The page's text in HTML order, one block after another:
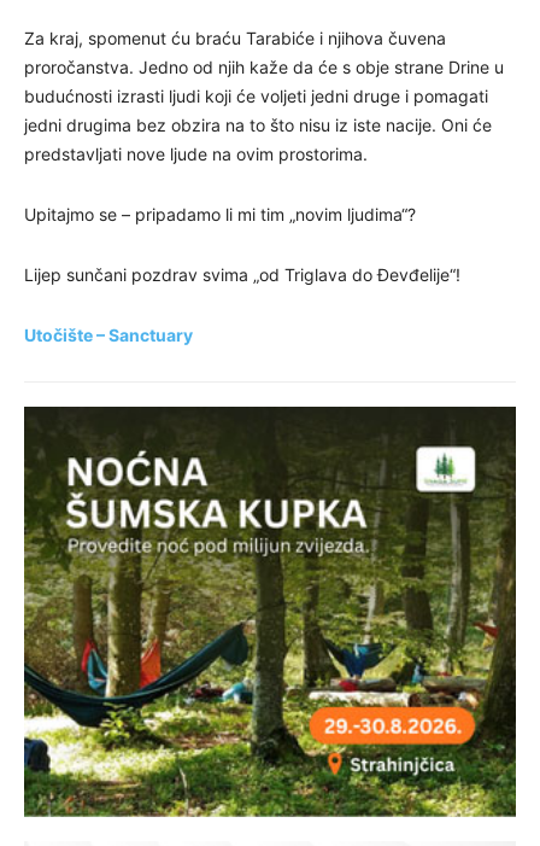
Za kraj, spomenut ću braću Tarabiće i njihova čuvena
proročanstva. Jedno od njih kaže da će s obje strane Drine u
budućnosti izrasti ljudi koji će voljeti jedni druge i pomagati
jedni drugima bez obzira na to što nisu iz iste nacije. Oni će
predstavljati nove ljude na ovim prostorima.
Upitajmo se – pripadamo li mi tim „novim ljudima“?
Lijep sunčani pozdrav svima „od Triglava do Đevđelije“!
Utočište – Sanctuary